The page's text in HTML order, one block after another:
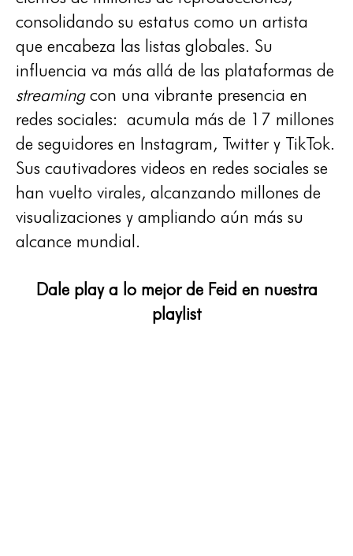
consolidando su estatus como un artista
que encabeza las listas globales. Su
influencia va más allá de las plataformas de
streamingcon una vibrante presencia en
redes sociales: acumula más de 17 millones
de seguidores en Instagram, Twitter y TikTok.
Sus cautivadores videos en redes sociales se
han vuelto virales, alcanzando millones de
visualizaciones y ampliando aún más su
alcance mundial.
Dale play a lo mejor de Feid en nuestra
playlist